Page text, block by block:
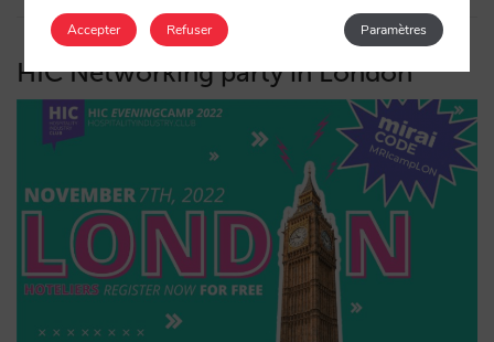
HIC Networking party in London
Accepter Paramètres
Refuser